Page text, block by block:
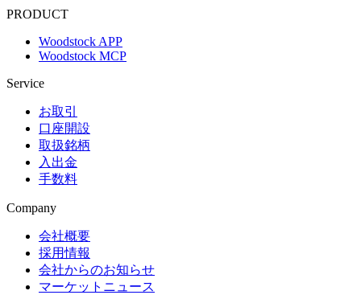
PRODUCT
Woodstock APP
Woodstock MCP
Service
お取引
口座開設
取扱銘柄
入出金
手数料
Company
会社概要
採用情報
会社からのお知らせ
マーケットニュース